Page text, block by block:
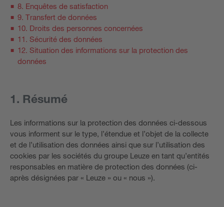
8. Enquêtes de satisfaction
9. Transfert de données
10. Droits des personnes concernées
11. Sécurité des données
12. Situation des informations sur la protection des
données
1. Résumé
Les informations sur la protection des données ci-dessous
vous informent sur le type, l’étendue et l’objet de la collecte
et de l’utilisation des données ainsi que sur l’utilisation des
cookies par les sociétés du groupe Leuze en tant qu’entités
responsables en matière de protection des données (ci-
après désignées par « Leuze » ou « nous »).